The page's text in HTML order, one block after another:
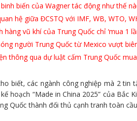
biến của Wagner tác động như thế
hệ giữa ĐCSTQ với IMF, WB, WTO,
hàng vũ khí của Trung Quốc chỉ ‘mua 1
người Trung Quốc từ Mexico vượt
thông qua dự luật cấm Trung Quốc
biết, các ngành công nghiệp mà 2
hoạch “Made in China 2025” của Bắc
Quốc thành đối thủ cạnh tranh toàn